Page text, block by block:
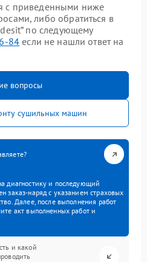
с приведенными ниже
либо обратиться в
по следующему
84 если не нашли ответ на
вопросы
сушильных машин
диагностику и последующий
заказ-наряд с указанием страховых
Далее, после выполнения работ
акт выполненных работ и
и какой